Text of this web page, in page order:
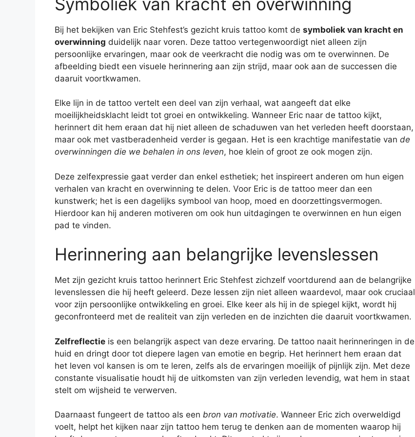
Bij het bekijken van Eric Stehfest’s gezicht kruis tattoo komt de symboliek van kracht en
overwinning duidelijk naar voren. Deze tattoo vertegenwoordigt niet alleen zijn
persoonlijke ervaringen, maar ook de veerkracht die nodig was om te overwinnen. De
afbeelding biedt een visuele herinnering aan zijn strijd, maar ook aan de successen die
daaruit voortkwamen.
Elke lijn in de tattoo vertelt een deel van zijn verhaal, wat aangeeft dat elke
moeilijkheidsklacht leidt tot groei en ontwikkeling. Wanneer Eric naar de tattoo kijkt,
herinnert dit hem eraan dat hij niet alleen de schaduwen van het verleden heeft doorstaan,
maar ook met vastberadenheid verder is gegaan. Het is een krachtige manifestatie van de
overwinningen die we behalen in ons leven, hoe klein of groot ze ook mogen zijn.
Deze zelfexpressie gaat verder dan enkel esthetiek; het inspireert anderen om hun eigen
verhalen van kracht en overwinning te delen. Voor Eric is de tattoo meer dan een
kunstwerk; het is een dagelijks symbool van hoop, moed en doorzettingsvermogen.
Hierdoor kan hij anderen motiveren om ook hun uitdagingen te overwinnen en hun eigen
pad te vinden.
Herinnering aan belangrijke levenslessen
Met zijn gezicht kruis tattoo herinnert Eric Stehfest zichzelf voortdurend aan de belangrijke
levenslessen die hij heeft geleerd. Deze lessen zijn niet alleen waardevol, maar ook cruciaal
voor zijn persoonlijke ontwikkeling en groei. Elke keer als hij in de spiegel kijkt, wordt hij
geconfronteerd met de realiteit van zijn verleden en de inzichten die daaruit voortkwamen.
Zelfreflectie is een belangrijk aspect van deze ervaring. De tattoo naait herinneringen in de
huid en dringt door tot diepere lagen van emotie en begrip. Het herinnert hem eraan dat
het leven vol kansen is om te leren, zelfs als de ervaringen moeilijk of pijnlijk zijn. Met deze
constante visualisatie houdt hij de uitkomsten van zijn verleden levendig, wat hem in staat
stelt om wijsheid te verwerven.
Daarnaast fungeert de tattoo als een bron van motivatie. Wanneer Eric zich overweldigd
voelt, helpt het kijken naar zijn tattoo hem terug te denken aan de momenten waarop hij